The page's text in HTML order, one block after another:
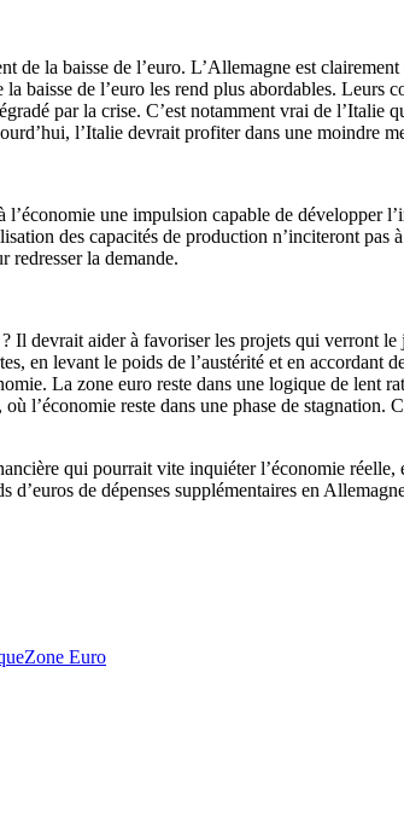
de la baisse de l’euro. L’Allemagne est
baisse de l’euro les rend plus abordables. Leurs
par la crise. C’est notamment vrai de l’Italie
l’Italie devrait profiter dans une moindre
l’économie une impulsion capable de
des capacités de production n’inciteront pas
redresser la demande.
devrait aider à favoriser les projets qui verront
en levant le poids de l’austérité et en accordant
La zone euro reste dans une logique de lent
l’économie reste dans une phase de
qui pourrait vite inquiéter l’économie
de dépenses supplémentaires en
Zone Euro